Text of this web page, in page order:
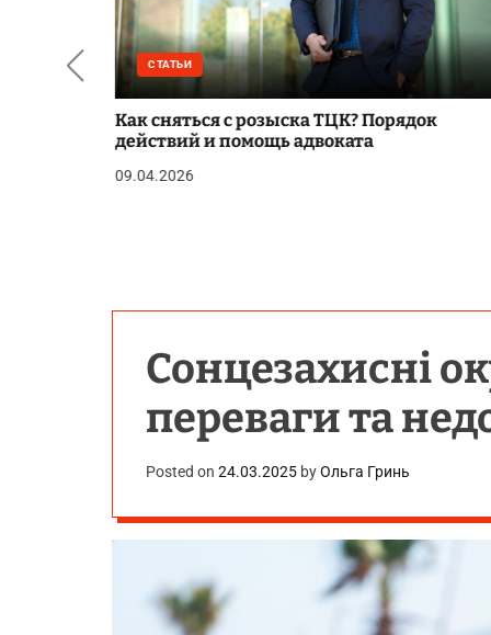
СТАТЬИ
Как сняться с розыска ТЦК? Порядок
действий и помощь адвоката
09.04.2026
Сонцезахисні
переваги та
Posted on 24.03.2025 byОльга Гринь